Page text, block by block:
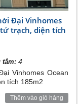
Đại Vinhomes
trạch, diện tích
tắm: 4
Vinhomes Ocean
tích 185m2
Thêm vào giỏ hàng